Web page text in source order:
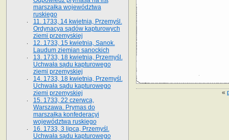
«
marszałka województwa
ruskiego
11. 1733, 14 kwietnia, Przemyśl.
Ordynacya sądów kapturowych
ziemi przemyskiej
12. 1733, 15 kwietnia, Sanok.
Laudum ziemian sanockich
13. 1733, 18 kwietnia, Przemyśl.
Uchwała sądu kapturowego
ziemi przemyskiej
14. 1733, 18 kwietnia, Przemyśl.
Uchwała sądu kapturowego
ziemi przemyskiej
15. 1733, 22 czerwca,
Warszawa. Prymas do
marszałka konfederacyi
województwa ruskiego
16. 1733, 3 lipca, Przemyśl.
Uchwała sądu kapturowego